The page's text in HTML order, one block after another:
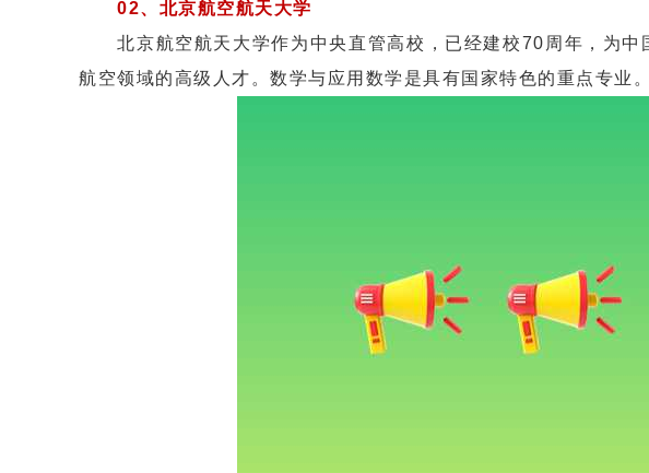
02、北京航空航天大学
北京航空航天大学作为中央直管高校，已经建校70周年，为中
航空领域的高级人才。数学与应用数学是具有国家特色的重点专业。